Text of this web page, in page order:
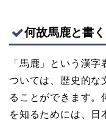
何故馬鹿と書
「馬鹿」という漢
ついては、歴史的な
ることができます。
を知るためには、日